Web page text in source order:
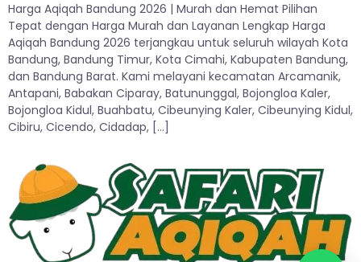
Harga Aqiqah Bandung 2026 | Murah dan Hemat Pilihan
Tepat dengan Harga Murah dan Layanan Lengkap Harga
Aqiqah Bandung 2026 terjangkau untuk seluruh wilayah Kota
Bandung, Bandung Timur, Kota Cimahi, Kabupaten Bandung,
dan Bandung Barat. Kami melayani kecamatan Arcamanik,
Antapani, Babakan Ciparay, Batununggal, Bojongloa Kaler,
Bojongloa Kidul, Buahbatu, Cibeunying Kaler, Cibeunying Kidul,
Cibiru, Cicendo, Cidadap, […]